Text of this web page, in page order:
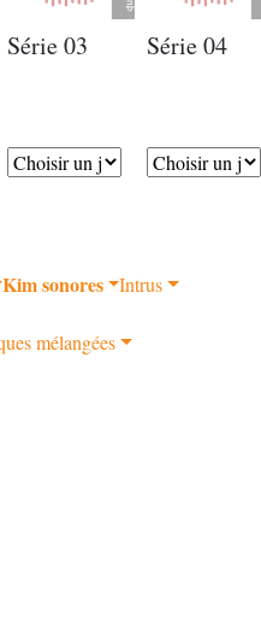
Série 03 Série 04
Kim sonores Intrus
mélangées